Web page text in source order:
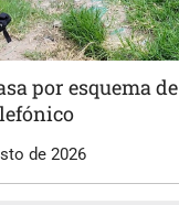
por esquema de
de 2026